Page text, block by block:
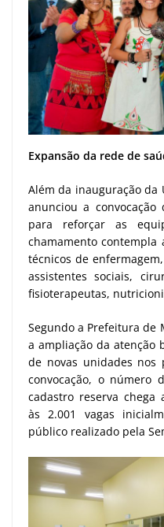
Expansão da rede de
Além da inauguração da
anunciou a
para reforçar as
chamamento contempla
técnicos de
assistentes sociais,
fisioterapeutas,
Segundo a Prefeitura de
a ampliação da atenção
de novas unidades nos
convocação, o número
cadastro reserva
às 2.001 vagas
público realizado pela